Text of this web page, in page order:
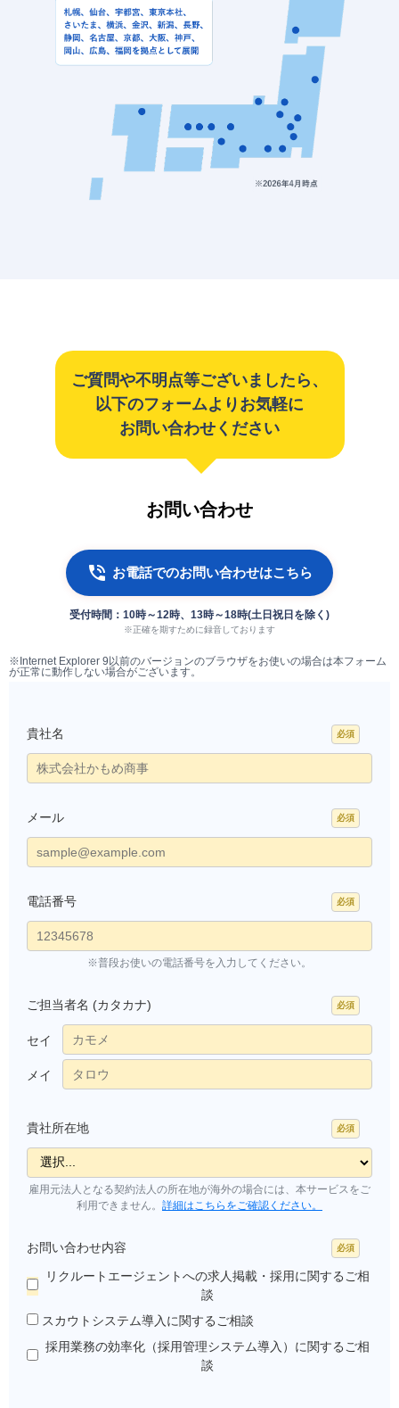
ご質問や不明点等ございましたら、
以下のフォームよりお気軽に
お問い合わせください
お問い合わせ
お電話でのお問い合わせはこちら
受付時間：10時～12時、13時～18時(土日祝日を除く)
※正確を期すために録音しております
※Internet Explorer 9以前のバージョンのブラウザをお使いの場合は本フォーム
が正常に動作しない場合がございます。
貴社名
メール
電話番号
※普段お使いの電話番号を入力してください。
ご担当者名 (カタカナ)
セイ
メイ
貴社所在地
雇用元法人となる契約法人の所在地が海外の場合には、本サービスをご
利用できません。 詳細はこちらをご確認ください。
お問い合わせ内容
リクルートエージェントへの求人掲載・採用に関するご相
談
スカウトシステム導入に関するご相談
採用業務の効率化（採用管理システム導入）に関するご相
談